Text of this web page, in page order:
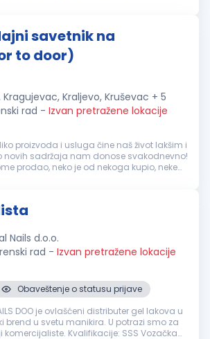
savetnik na
to door)
Kragujevac, Kraljevo, Kruševac + 5
rad - Izvan pretražene lokacije
proizvoda i usluga čine naš život lakšim i
novih sadržaja nam donose svakodnevno!
prodao, neko je od nekoga kupio, neke
Nails d.o.o.
rad - Izvan pretražene lokacije
Obaveštenje o statusu prijave
DOO je ovlašćeni distributer gel lakova u
brend u svetu manikira. U potrazi smo za
Kvalifikacije: SSS Vozačka